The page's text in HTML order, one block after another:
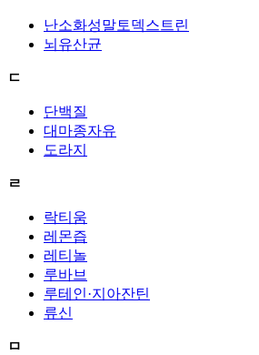
난소화성말토덱스트린
뇌유산균
ㄷ
단백질
대마종자유
도라지
ㄹ
락티움
레몬즙
레티놀
루바브
루테인·지아잔틴
류신
ㅁ